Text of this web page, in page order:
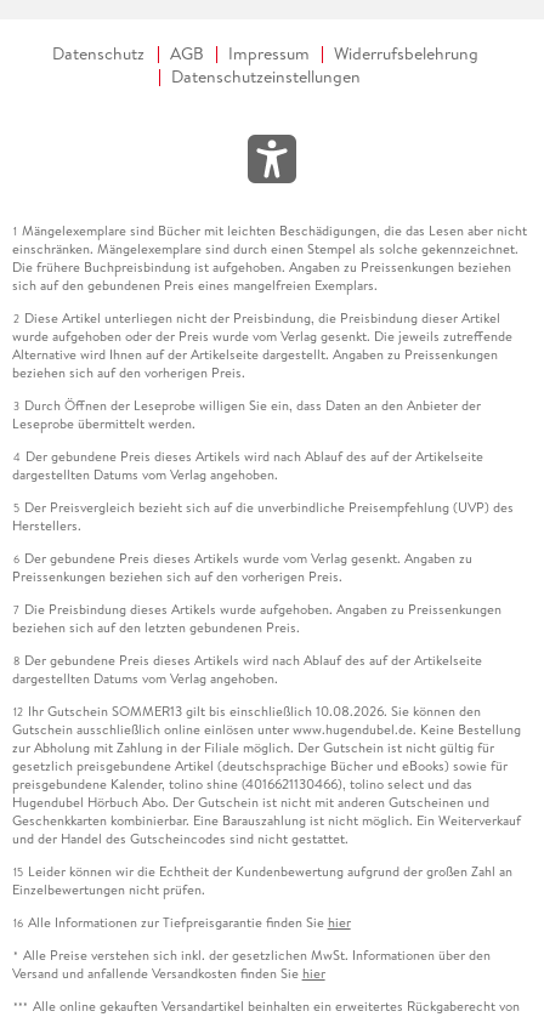
Datenschutz AGB Impressum
Widerrufsbelehrung
Datenschutzeinstellungen
1 Mängelexemplare sind Bücher mit leichten Beschädigungen, die das Lesen aber nicht
einschränken. Mängelexemplare sind durch einen Stempel als solche gekennzeichnet.
Die frühere Buchpreisbindung ist aufgehoben. Angaben zu Preissenkungen beziehen
sich auf den gebundenen Preis eines mangelfreien Exemplars.
2 Diese Artikel unterliegen nicht der Preisbindung, die Preisbindung dieser Artikel
wurde aufgehoben oder der Preis wurde vom Verlag gesenkt. Die jeweils zutreffende
Alternative wird Ihnen auf der Artikelseite dargestellt. Angaben zu Preissenkungen
beziehen sich auf den vorherigen Preis.
3 Durch Öffnen der Leseprobe willigen Sie ein, dass Daten an den Anbieter der
Leseprobe übermittelt werden.
4 Der gebundene Preis dieses Artikels wird nach Ablauf des auf der Artikelseite
dargestellten Datums vom Verlag angehoben.
5 Der Preisvergleich bezieht sich auf die unverbindliche Preisempfehlung (UVP) des
Herstellers.
6 Der gebundene Preis dieses Artikels wurde vom Verlag gesenkt. Angaben zu
Preissenkungen beziehen sich auf den vorherigen Preis.
7 Die Preisbindung dieses Artikels wurde aufgehoben. Angaben zu Preissenkungen
beziehen sich auf den letzten gebundenen Preis.
8 Der gebundene Preis dieses Artikels wird nach Ablauf des auf der Artikelseite
dargestellten Datums vom Verlag angehoben.
12 Ihr Gutschein SOMMER13 gilt bis einschließlich 10.08.2026. Sie können den
Gutschein ausschließlich online einlösen unter www.hugendubel.de. Keine Bestellung
zur Abholung mit Zahlung in der Filiale möglich. Der Gutschein ist nicht gültig für
gesetzlich preisgebundene Artikel (deutschsprachige Bücher und eBooks) sowie für
preisgebundene Kalender, tolino shine (4016621130466), tolino select und das
Hugendubel Hörbuch Abo. Der Gutschein ist nicht mit anderen Gutscheinen und
Geschenkkarten kombinierbar. Eine Barauszahlung ist nicht möglich. Ein Weiterverkauf
und der Handel des Gutscheincodes sind nicht gestattet.
15 Leider können wir die Echtheit der Kundenbewertung aufgrund der großen Zahl an
Einzelbewertungen nicht prüfen.
16 Alle Informationen zur Tiefpreisgarantie finden Sie hier
* Alle Preise verstehen sich inkl. der gesetzlichen MwSt. Informationen über den
Versand und anfallende Versandkosten finden Sie hier
*** Alle online gekauften Versandartikel beinhalten ein erweitertes Rückgaberecht von